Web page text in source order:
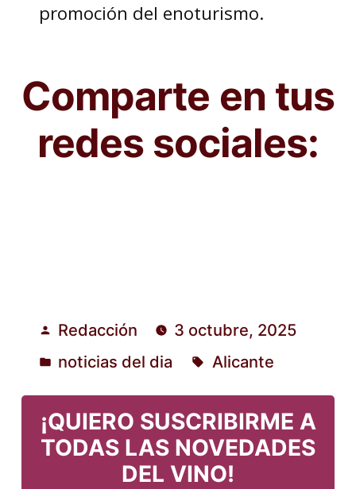
promoción del enoturismo.
Comparte en tus
redes sociales:
Publicado
por
Redacción 3 octubre, 2025
Publicado
en
noticias del dia Alicante
¡QUIERO SUSCRIBIRME A
TODAS LAS NOVEDADES
DEL VINO!